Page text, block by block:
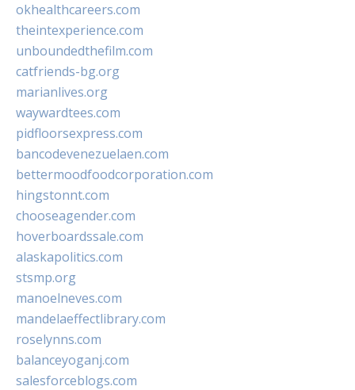
okhealthcareers.com
theintexperience.com
unboundedthefilm.com
catfriends-bg.org
marianlives.org
waywardtees.com
pidfloorsexpress.com
bancodevenezuelaen.com
bettermoodfoodcorporation.com
hingstonnt.com
chooseagender.com
hoverboardssale.com
alaskapolitics.com
stsmp.org
manoelneves.com
mandelaeffectlibrary.com
roselynns.com
balanceyoganj.com
salesforceblogs.com